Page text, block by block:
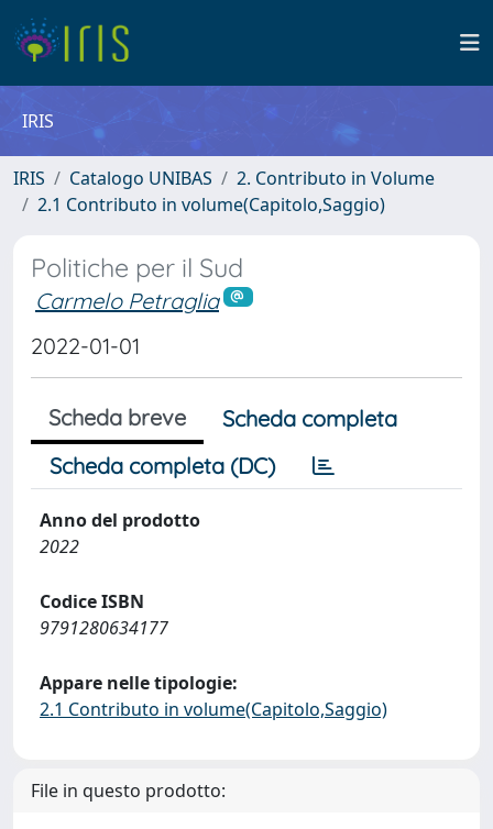
IRIS
IRIS Catalogo UNIBAS
2. Contributo in Volume
2.1 Contributo in volume(Capitolo,Saggio)
Politiche per il Sud
Carmelo Petraglia
2022-01-01
Scheda breve
Scheda completa
Scheda completa (DC)
Anno del prodotto
2022
Codice ISBN
9791280634177
Appare nelle tipologie:
2.1 Contributo in volume(Capitolo,Saggio)
File in questo prodotto: